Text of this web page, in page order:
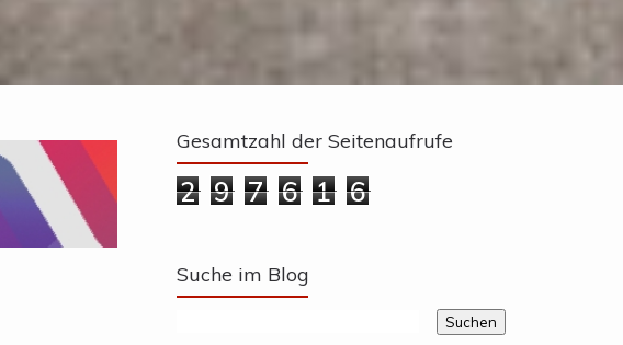
Gesamtzahl der Seitenaufrufe
2 9 7 6 1 6
Suche im Blog